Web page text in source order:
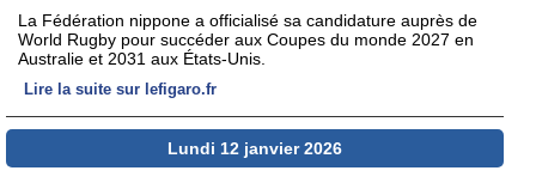
La Fédération nippone a officialisé sa candidature auprès de
World Rugby pour succéder aux Coupes du monde 2027 en
Australie et 2031 aux États-Unis.
Lire la suite sur lefigaro.fr
Lundi 12 janvier 2026